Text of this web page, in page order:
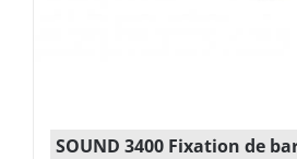
SOUND 3400 Fixation de